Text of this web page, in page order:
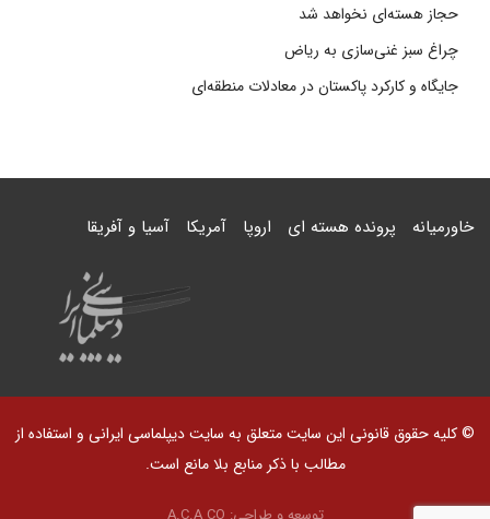
حجاز هسته‌ای نخواهد شد
چراغ سبز غنی‌سازی به ریاض
جایگاه و کارکرد پاکستان در معادلات منطقه‌ای
خاورمیانه پرونده هسته ای اروپا آمریکا آسیا و آفریقا
© کلیه حقوق قانونی این سایت متعلق به سایت دیپلماسی ایرانی و استفاده از
مطالب با ذکر منابع بلا مانع است.